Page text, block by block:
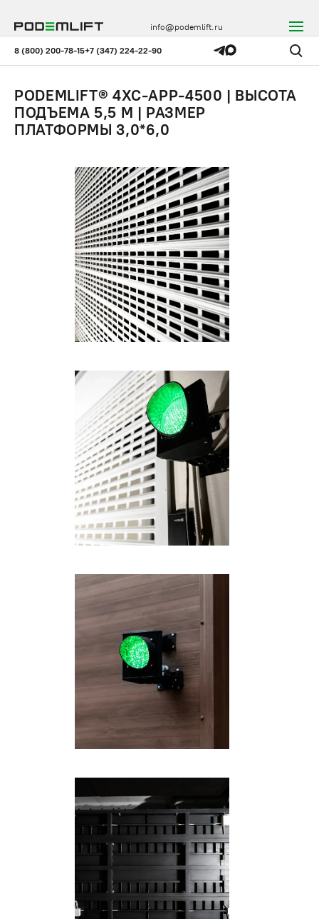
8 (800) 200-78-15+7 (347) 224-22-90
info@podemlift.ru
PODEMLIFT® 4XC-APP-4500 | ВЫСОТА
ПОДЪЕМА 5,5 М | РАЗМЕР
ПЛАТФОРМЫ 3,0*6,0